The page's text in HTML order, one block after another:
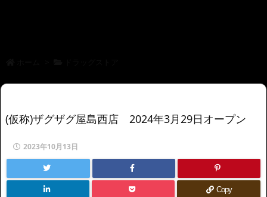
(仮称)ザグザグ屋島西店 2024年3月29日オープン
2023年10月13日
Copy